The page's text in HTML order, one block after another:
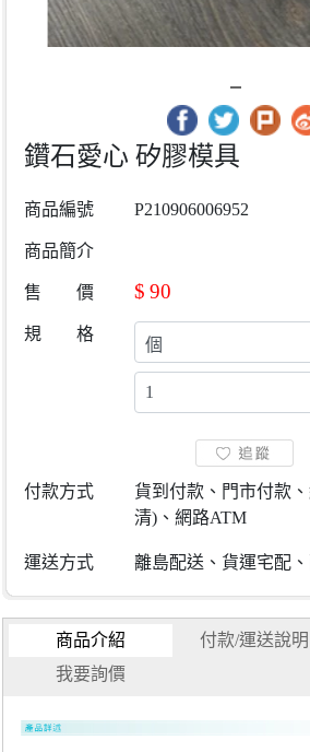
鑽石愛心 矽膠模具
商品編號 P210906006952
商品簡介
售 價 $ 90
規 格
付款方式
貨到付款、門市付款
清)、網路ATM
運送方式 離島配送、貨運宅配
商品介紹
付款/運送說明
我要詢價